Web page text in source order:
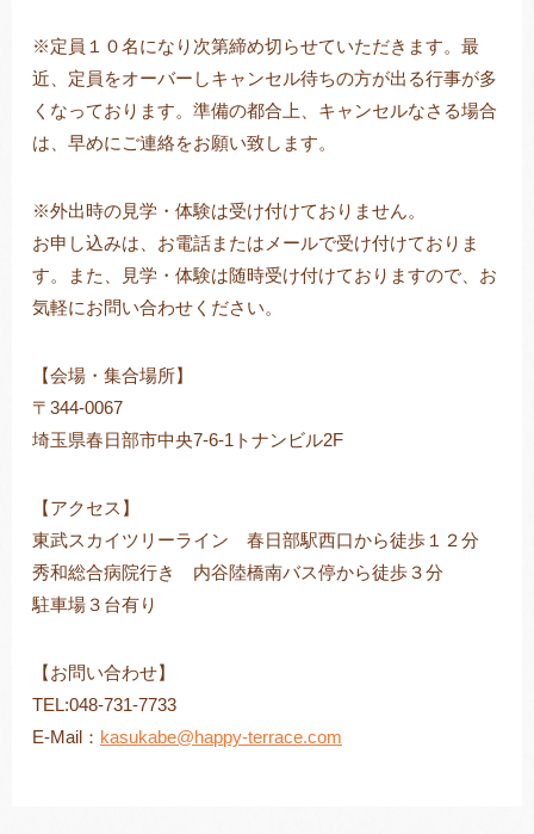
※定員１０名になり次第締め切らせていただきます。最
近、定員をオーバーしキャンセル待ちの方が出る行事が多
くなっております。準備の都合上、キャンセルなさる場合
は、早めにご連絡をお願い致します。
※外出時の見学・体験は受け付けておりません。
お申し込みは、お電話またはメールで受け付けておりま
す。また、見学・体験は随時受け付けておりますので、お
気軽にお問い合わせください。
【会場・集合場所】
〒344-0067
埼玉県春日部市中央7-6-1トナンビル2F
【アクセス】
東武スカイツリーライン 春日部駅西口から徒歩１２分
秀和総合病院行き 内谷陸橋南バス停から徒歩３分
駐車場３台有り
【お問い合わせ】
TEL:048-731-7733
E-Mail： kasukabe@happy-terrace.com